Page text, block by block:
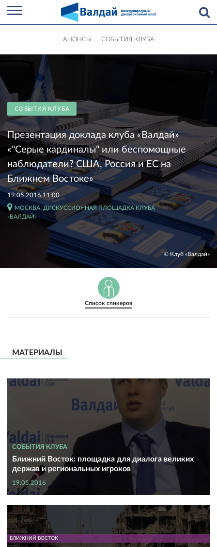
АНОНСЫ СОБЫТИЯ КЛУБА
СОБЫТИЯ КЛУБА
Презентация доклада клуба «Валдай»
«"Серые кардиналы" или беспомощные
наблюдатели? США, Россия и ЕС на
Ближнем Востоке»
19.05.2016 11:00
МОСКВА, ДИСКУССИОННАЯ ПЛОЩАДКА КЛУБА
«ВАЛДАЙ»
© Клуб «Валдай»
Список спикеров
МАТЕРИАЛЫ
СОБЫТИЯ КЛУБА
Ближний Восток: площадка для диалога великих
держав и региональных игроков
19.05.2016
БЛИЖНИЙ ВОСТОК